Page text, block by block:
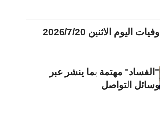
وفيات اليوم الاثنين 2026/7/20
"الفساد" مهتمة بما ينشر عبر
وسائل التواصل